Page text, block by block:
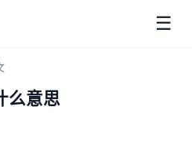
☰
么意思